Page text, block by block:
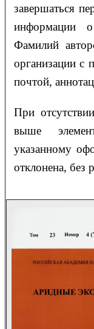
завершаться
информации
Фамилий
организации с
почтой,
При
выше
указанному
отклонена, без